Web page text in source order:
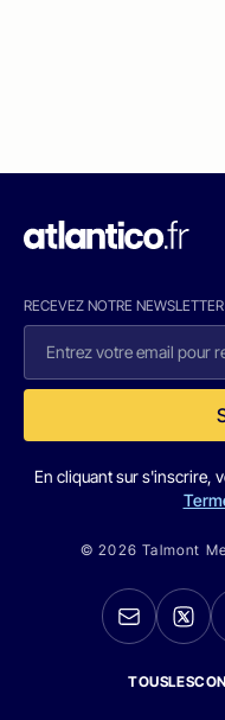
RECEVEZ NOTRE NEWSLETTER
En cliquant sur s'inscrire,
© 2026 Talmont